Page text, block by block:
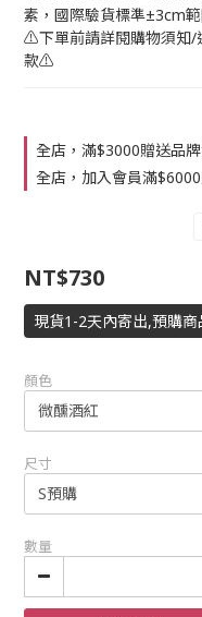
素，國際驗貨標準±3cm
⚠️下單前請詳閱購物須知/
款⚠️
全店，滿$3000贈送品
全店，加入會員滿
NT$730
現貨1-2天內寄出,預購
顏色
尺寸
數量